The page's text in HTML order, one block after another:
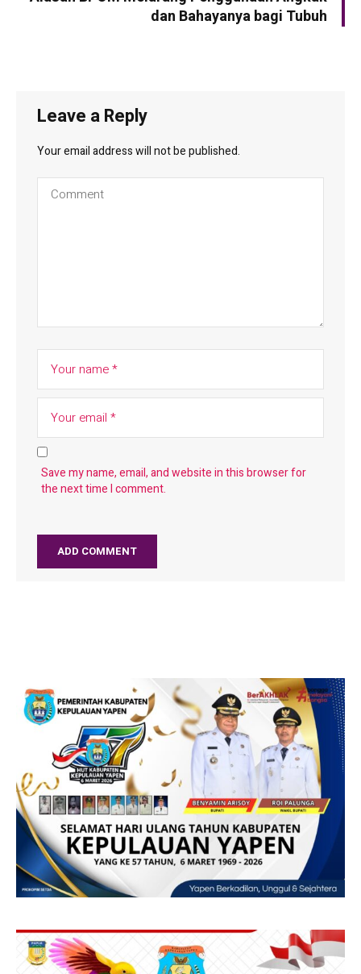
dan Bahayanya bagi Tubuh
Leave a Reply
Your email address will not be published.
Save my name, email, and website in this browser for
the next time I comment.